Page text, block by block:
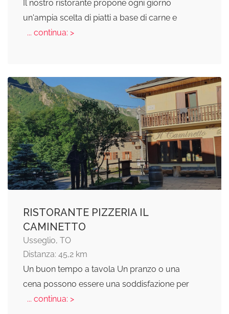
Il nostro ristorante propone ogni giorno
un'ampia scelta di piatti a base di carne e
... continua: >
RISTORANTE PIZZERIA IL
CAMINETTO
Usseglio, TO
Distanza: 45,2 km
Un buon tempo a tavola Un pranzo o una
cena possono essere una soddisfazione per
... continua: >